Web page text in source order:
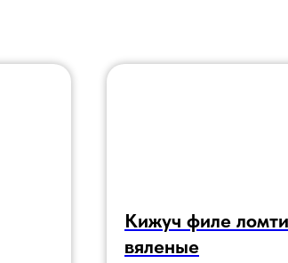
Кижуч филе
вяленые